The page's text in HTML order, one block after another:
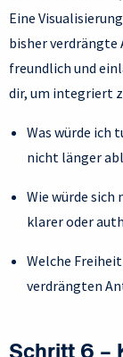
Eine
bisher
freundlich und
dir, um integriert
Was würde ich
nicht länger
Wie würde sich
klarer oder
Welche
verdrängten